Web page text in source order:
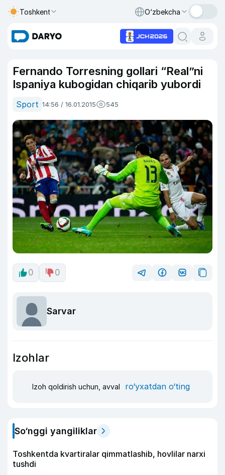
Toshkent O‘zbekcha
Fernando Torresning gollari “Real”ni
Ispaniya kubogidan chiqarib yubordi
Sport 14:56 / 16.01.2015 545
0 0
Sarvar
Izohlar
Izoh qoldirish uchun, avval ro‘yxatdan o‘ting
So‘nggi yangiliklar
Toshkentda kvartiralar qimmatlashib, hovlilar narxi
tushdi